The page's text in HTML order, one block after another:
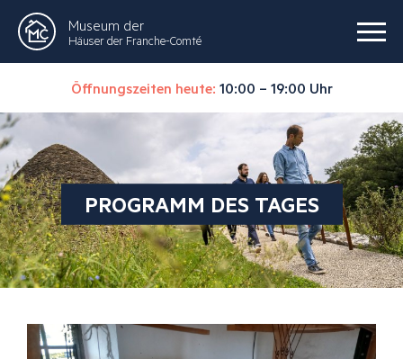
Museum der
Häuser der Franche-Comté
Öffnungszeiten heute: 10:00 – 19:00 Uhr
PROGRAMM DES TAGES